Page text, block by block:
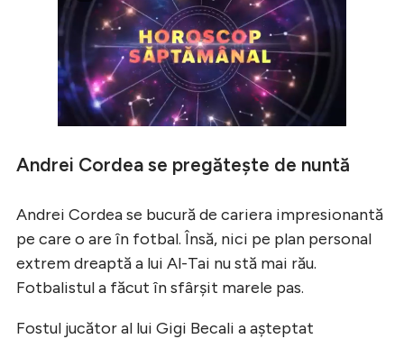
Andrei Cordea se pregătește de nuntă
Andrei Cordea se bucură de cariera impresionantă
pe care o are în fotbal. Însă, nici pe plan personal
extrem dreaptă a lui Al-Tai nu stă mai rău.
Fotbalistul a făcut în sfârșit marele pas.
Fostul jucător al lui Gigi Becali a așteptat